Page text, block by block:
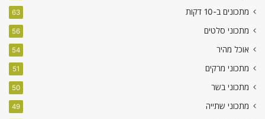
מתכונים ב-10 דקות 63
מתכוני סלטים 56
אוכל מהיר 54
מתכוני מרקים 51
מתכוני בשר 50
מתכוני שתייה 49